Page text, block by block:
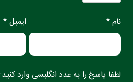
نام * ایمیل *
لطفا پاسخ را به عدد انگلیسی وارد کنید: